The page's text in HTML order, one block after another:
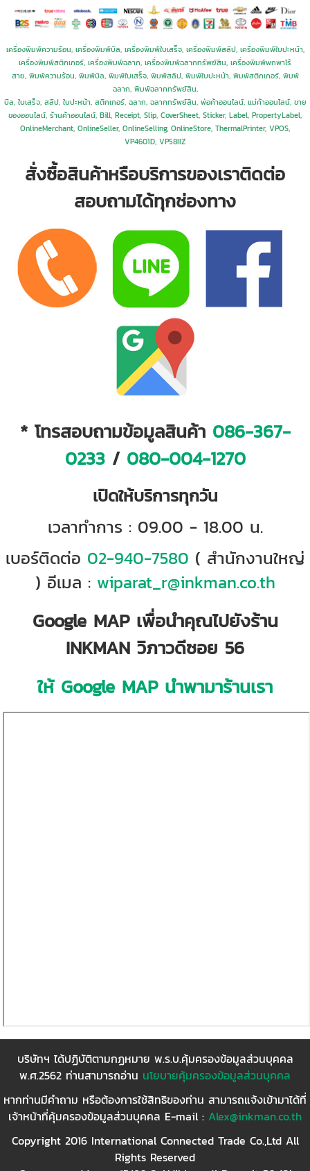
เครื่องพิมพ์ความร้อน, เครื่องพิมพ์บิล, เครื่องพิมพ์ใบเสร็จ, เครื่องพิมพ์สลิป, เครื่องพิมพ์ใบปะหน้า,
เครื่องพิมพ์สติกเกอร์, เครื่องพิมพ์ฉลาก, เครื่องพิมพ์ฉลากทรัพย์สิน, เครื่องพิมพ์พกพาไร้
สาย, พิมพ์ความร้อน, พิมพ์บิล, พิมพ์ใบเสร็จ, พิมพ์สลิป, พิมพ์ใบปะหน้า, พิมพ์สติกเกอร์, พิมพ์
ฉลาก, พิมพ์ฉลากทรัพย์สิน,
บิล, ใบเสร็จ, สลิป, ใบปะหน้า, สติกเกอร์, ฉลาก, ฉลากทรัพย์สิน, พ่อค้าออนไลน์, แม่ค้าออนไลน์, ขาย
ของออนไลน์, ร้านค้าออนไลน์, Bill, Receipt, Slip, CoverSheet, Sticker, Label, PropertyLabel,
OnlineMerchant, OnlineSeller, OnlineSelling, OnlineStore, ThermalPrinter, VPOS,
VP4601D, VP58IIZ
สั่งซื้อสินค้าหรือบริการของเราติดต่อ
สอบถามได้ทุกช่องทาง
* โทรสอบถามข้อมูลสินค้า 086-367-
0233/ 080-004-1270
เปิดให้บริการทุกวัน
เวลาทำการ : 09.00 - 18.00 น.
เบอร์ติดต่อ 02-940-7580 ( สำนักงานใหญ่
) อีเมล : wiparat_r@inkman.co.th
Google MAP เพื่อนำคุณไปยังร้าน
INKMAN วิภาวดีซอย 56
ให้ Google MAP นำพามาร้านเรา
บริษัทฯ ได้ปฏิบัติตามกฏหมาย พ.ร.บ.คุ้มครองข้อมูลส่วนบุคคล
พ.ศ.2562 ท่านสามารถอ่าน นโยบายคุ้มครองข้อมูลส่วนบุคคล
หากท่านมีคำถาม หรือต้องการใช้สิทธิของท่าน สามารถแจ้งเข้ามาได้ที่
เจ้าหน้าที่คุ้มครองข้อมูลส่วนบุคคล E-mail : Alex@inkman.co.th
Copyright 2016 International Connected Trade Co.,Ltd All
Rights Reserved